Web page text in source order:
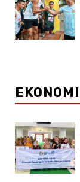
EKONOMI